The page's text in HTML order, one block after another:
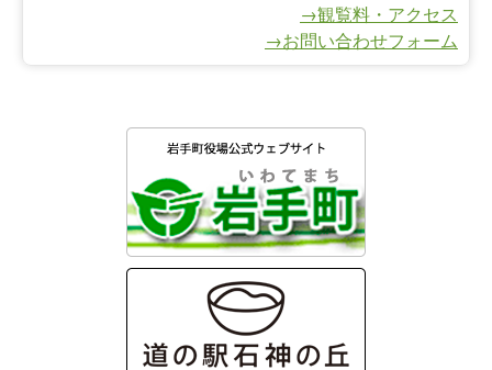
→観覧料・アクセス
→お問い合わせフォーム